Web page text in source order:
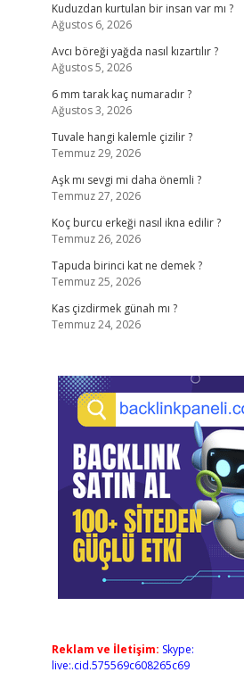
Kuduzdan kurtulan bir insan var mı ?
Ağustos 6, 2026
Avcı böreği yağda nasıl kızartılır ?
Ağustos 5, 2026
6 mm tarak kaç numaradır ?
Ağustos 3, 2026
Tuvale hangi kalemle çizilir ?
Temmuz 29, 2026
Aşk mı sevgi mi daha önemli ?
Temmuz 27, 2026
Koç burcu erkeği nasıl ikna edilir ?
Temmuz 26, 2026
Tapuda birinci kat ne demek ?
Temmuz 25, 2026
Kas çizdirmek günah mı ?
Temmuz 24, 2026
Reklam ve İletişim: Skype:
live:.cid.575569c608265c69